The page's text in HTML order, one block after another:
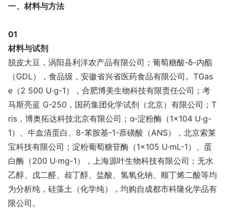
一、材料与方法
01
材料与试剂
脱皮大豆，涡阳县利洋农产品有限公司；葡萄糖酸-δ-内酯
（GDL），食品级，安徽省兴省医药食品有限公司。TGas
e（2 500 U·g-1），合肥博美生物科技有限责任公司；考
马斯亮蓝 G-250，国药集团化学试剂（北京）有限公司；T
ris，博奥拓达科技北京有限公司；α-淀粉酶（1×104 U·g-
1）、牛血清蛋白、8-苯胺基-1-萘磺酸（ANS），北京索莱
宝科技有限公司；淀粉葡萄糖苷酶（1×105 U·mL-1）、蛋
白酶（200 U·mg-1），上海源叶生物科技有限公司；无水
乙醇、戊二醛、叔丁醇、盐酸、氢氧化钠、顺丁烯二酸等均
为分析纯，硅藻土（化学纯），均购自成都市科隆化学品有
限公司。